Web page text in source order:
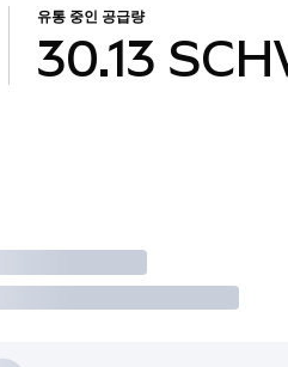
유통 중인 공급량
30.13